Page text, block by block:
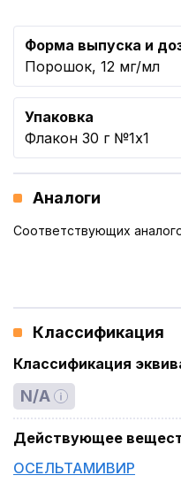
Форма выпуска и
Порошок, 12 мг/мл
Упаковка
Флакон 30 г №1x1
Аналоги
Соответствующих
Классификация
Классификация
N/A
Действующее
ОСЕЛЬТАМИВИР